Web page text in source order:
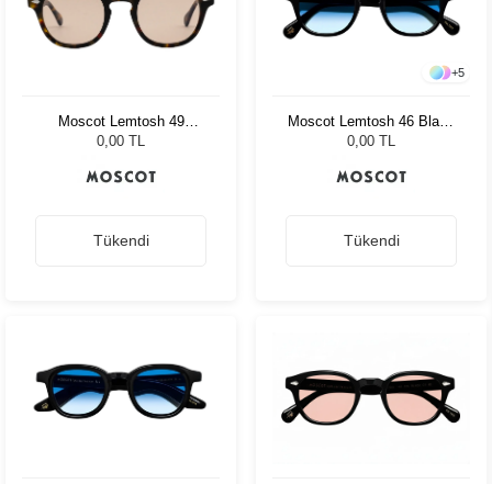
Moscot Lemtosh 49
Tortoise Ny Rose
0,00 TL
Tükendi
+5
Moscot Lemtosh 46 Black
Broadway Blue Fad
0,00 TL
Tükendi